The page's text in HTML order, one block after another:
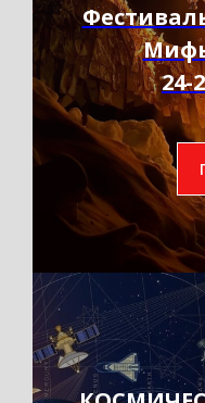
24-